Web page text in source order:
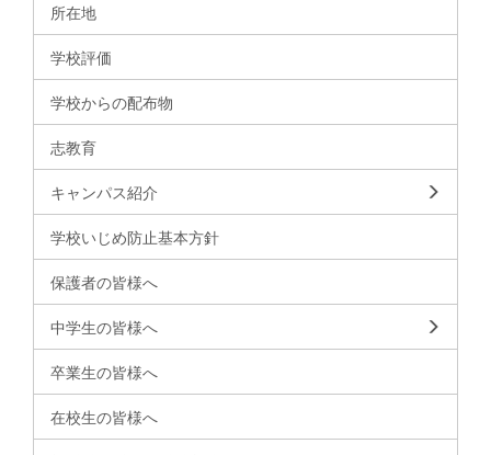
所在地
学校評価
学校からの配布物
志教育
キャンパス紹介
学校いじめ防止基本方針
保護者の皆様へ
中学生の皆様へ
卒業生の皆様へ
在校生の皆様へ